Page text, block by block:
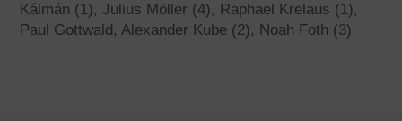
Kálmán (1), Julius Möller (4), Raphael Krelaus (1),
Paul Gottwald, Alexander Kube (2), Noah Foth (3)